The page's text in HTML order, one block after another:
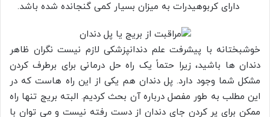
دارای کربوهیدرات به میزان بسیار کمی گنجانده شده باشد.
خوشبختانه با پیشرفت علم دندانپزشکی لازم نیست نگران ظاهر
دندان‌ ها باشید، زیرا حتماً یک راه حل درمانی برای برطرف کردن
مشکل شما وجود دارد. پل دندان هم یکی از این راه هاست که در
این مطلب به طور مفصل درباره آن بحث کردیم. البته بریج تنها راه
ممکن برای پر کردن جای دندان از دست رفته نیست و می‌ توان با